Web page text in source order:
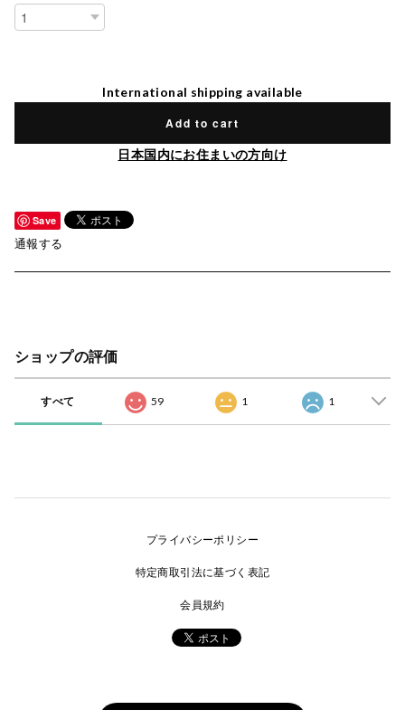
International shipping available
Add to cart
日本国内にお住まいの方向け
Save
通報する
ショップの評価
すべて 59 1 1
プライバシーポリシー
特定商取引法に基づく表記
会員規約